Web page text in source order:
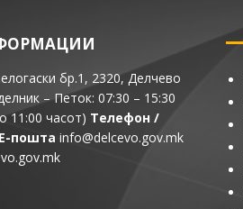
бр.1, 2320, Делчево
– Петок: 07:30 – 15:30
11:00 часот) Телефон /
Е-пошта info@delcevo.gov.mk